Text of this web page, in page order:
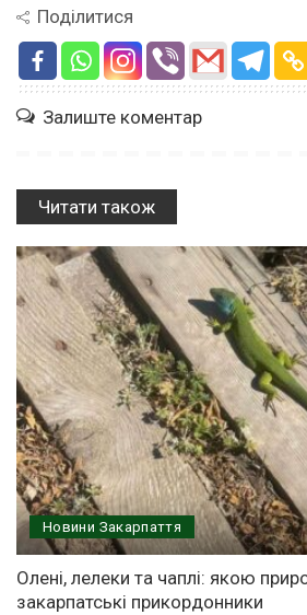
Поділитися
Залиште коментар
Читати також
Новини Закарпаття
Олені, лелеки та чаплі: якою
закарпатські прикордонники